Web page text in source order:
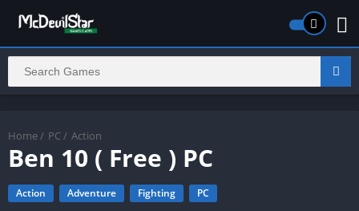
Home / PC / Action
Ben 10 ( Free ) PC
Action Adventure Fighting PC